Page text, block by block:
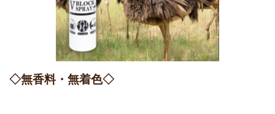
◇無香料・無着色◇